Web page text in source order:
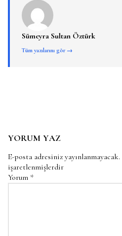
Sümeyra Sultan Öztürk
Tüm yazılarını gör →
YORUM YAZ
E-posta adresiniz yayınlanmayacak.
işaretlenmişlerdir
Yorum *